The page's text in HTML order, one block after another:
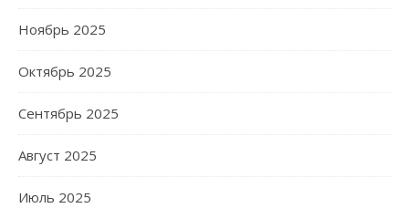
Ноябрь 2025
Октябрь 2025
Сентябрь 2025
Август 2025
Июль 2025